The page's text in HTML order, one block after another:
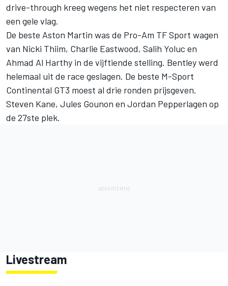
drive-through kreeg wegens het niet respecteren van
een gele vlag.
De beste Aston Martin was de Pro-Am TF Sport wagen
van Nicki Thiim, Charlie Eastwood, Salih Yoluc en
Ahmad Al Harthy in de vijftiende stelling. Bentley werd
helemaal uit de race geslagen. De beste M-Sport
Continental GT3 moest al drie ronden prijsgeven.
Steven Kane, Jules Gounon en Jordan Pepperlagen op
de 27ste plek.
Livestream